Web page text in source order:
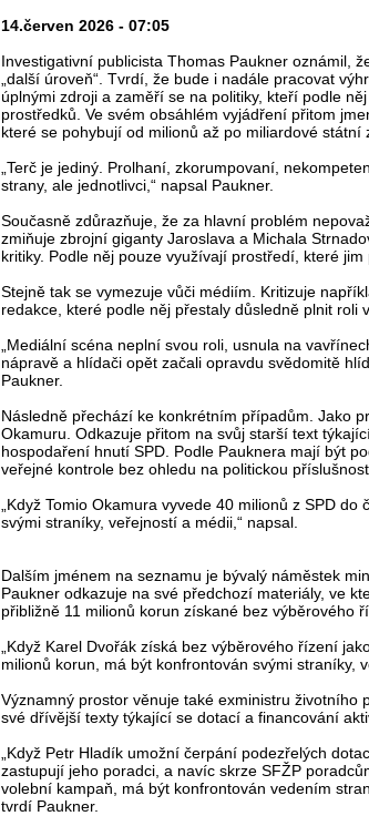
14.červen 2026 - 07:05
Investigativní publicista Thomas Paukner oznámil,
„další úroveň“. Tvrdí, že bude i nadále pracovat
úplnými zdroji a zaměří se na politiky, kteří podle
prostředků. Ve svém obsáhlém vyjádření přitom
které se pohybují od milionů až po miliardové státní
„Terč je jediný. Prolhaní, zkorumpovaní,
strany, ale jednotlivci,“ napsal Paukner.
Současně zdůrazňuje, že za hlavní problém
zmiňuje zbrojní giganty Jaroslava a Michala
kritiky. Podle něj pouze využívají prostředí, které jim
Stejně tak se vymezuje vůči médiím. Kritizuje
redakce, které podle něj přestaly důsledně plnit roli
„Mediální scéna neplní svou roli, usnula na
nápravě a hlídači opět začali opravdu svědomitě
Paukner.
Následně přechází ke konkrétním případům. Jako
Okamuru. Odkazuje přitom na svůj starší text
hospodaření hnutí SPD. Podle Pauknera mají být
veřejné kontrole bez ohledu na politickou příslušnost.
„Když Tomio Okamura vyvede 40 milionů z SPD
svými straníky, veřejností a médii,“ napsal.
Dalším jménem na seznamu je bývalý náměstek
Paukner odkazuje na své předchozí materiály, ve
přibližně 11 milionů korun získané bez výběrového
„Když Karel Dvořák získá bez výběrového řízení
milionů korun, má být konfrontován svými straníky,
Významný prostor věnuje také exministru životního
své dřívější texty týkající se dotací a financování
„Když Petr Hladík umožní čerpání podezřelých
zastupují jeho poradci, a navíc skrze SFŽP
volební kampaň, má být konfrontován vedením
tvrdí Paukner.